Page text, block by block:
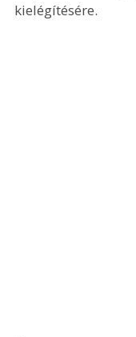
kielégítésére.